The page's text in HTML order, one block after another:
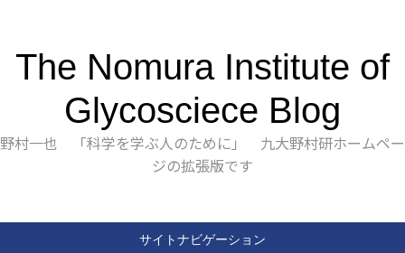
The Nomura Institute of
Glycosciece Blog
野村一也 「科学を学ぶ人のために」 九大野村研ホームペー
ジの拡張版です
サイトナビゲーション